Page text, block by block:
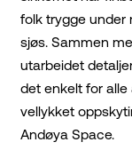
folk trygge under
sjøs. Sammen
utarbeidet
det enkelt for
vellykket
Andøya Space.